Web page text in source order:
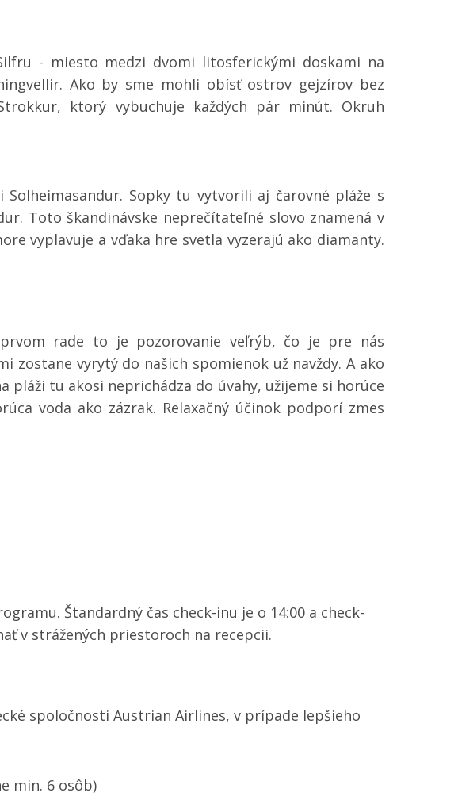
- miesto medzi dvomi litosferickými doskami na
Ako by sme mohli obísť ostrov gejzírov bez
ktorý vybuchuje každých pár minút. Okruh
Sopky tu vytvorili aj čarovné pláže s
Toto škandinávske neprečítateľné slovo znamená v
vyplavuje a vďaka hre svetla vyzerajú ako diamanty.
rade to je pozorovanie veľrýb, čo je pre nás
vyrytý do našich spomienok už navždy. A ako
pláži tu akosi neprichádza do úvahy, užijeme si horúce
voda ako zázrak. Relaxačný účinok podporí zmes
Štandardný čas check-inu je o 14:00 a check-
v strážených priestoroch na recepcii.
spoločnosti Austrian Airlines, v prípade lepšieho
min. 6 osôb)